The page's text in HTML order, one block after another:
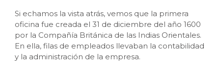
Si echamos la vista atrás, vemos que la primera
oficina fue creada el 31 de diciembre del año 1600
por la Compañía Británica de las Indias Orientales.
En ella, filas de empleados llevaban la contabilidad
y la administración de la empresa.